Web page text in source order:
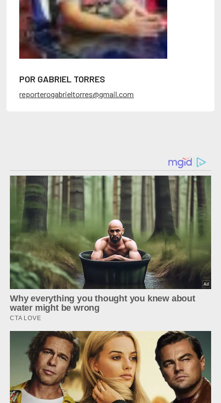
POR GABRIEL TORRES
reporterogabrieltorres@gmail.com